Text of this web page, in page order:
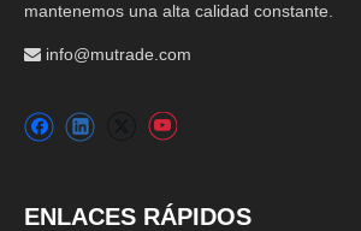
mantenemos una alta calidad constante.
 info@mutrade.com
ENLACES RÁPIDOS